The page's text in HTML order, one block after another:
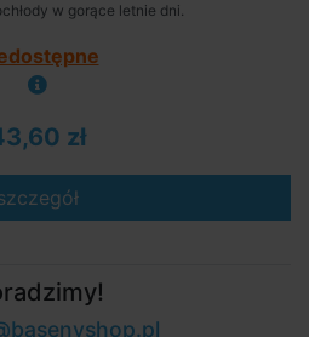
w gorące letnie dni.
zł